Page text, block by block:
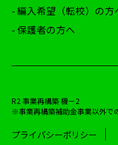
- 編入希望（転校）の方
- 保護者の方へ
R2 事業再構築 機－2
※事業再構築補助金事業以外で
プライバシーポリシー